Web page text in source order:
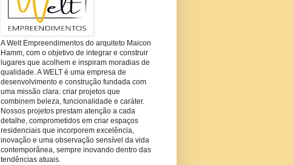
A Welt Empreendimentos do arquiteto Maicon
Hamm, com o objetivo de integrar e construir
lugares que acolhem e inspiram moradias de
qualidade. A WELT é uma empresa de
desenvolvimento e construção fundada com
uma missão clara: criar projetos que
combinem beleza, funcionalidade e caráter.
Nossos projetos prestam atenção a cada
detalhe, comprometidos em criar espaços
residenciais que incorporem excelência,
inovação e uma observação sensível da vida
contemporânea, sempre inovando dentro das
tendências atuais.